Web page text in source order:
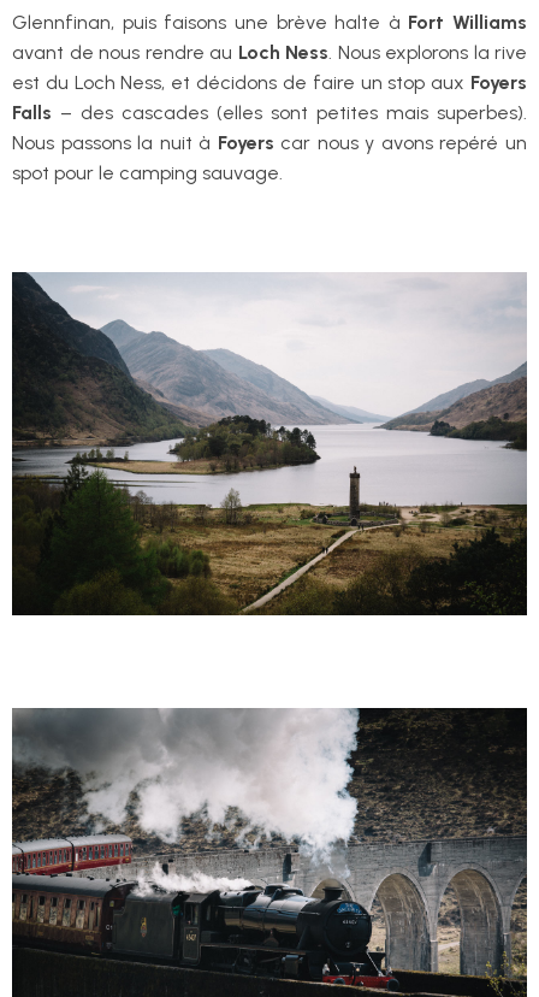
Glennfinan, puis faisons une brève halte à Fort Williams
avant de nous rendre au Loch Ness . Nous explorons la rive
est du Loch Ness, et décidons de faire un stop aux Foyers
Falls – des cascades (elles sont petites mais superbes).
Nous passons la nuit à Foyers car nous y avons repéré un
spot pour le camping sauvage.